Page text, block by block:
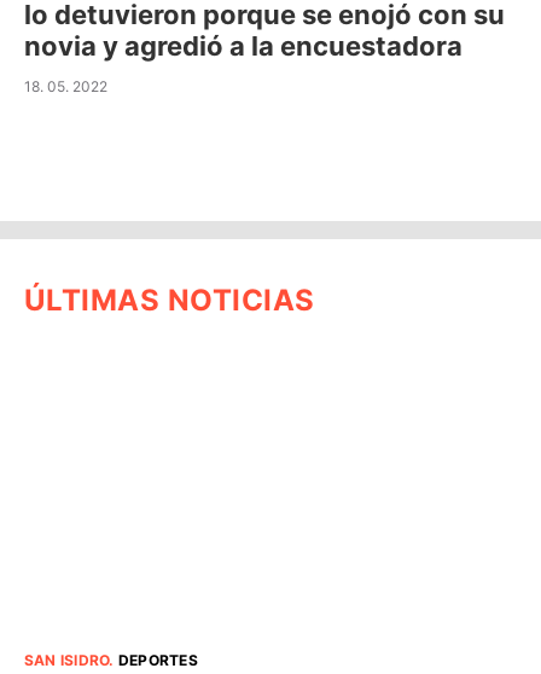
lo detuvieron porque se enojó con su
novia y agredió a la encuestadora
18. 05. 2022
ÚLTIMAS NOTICIAS
SAN ISIDRO. DEPORTES